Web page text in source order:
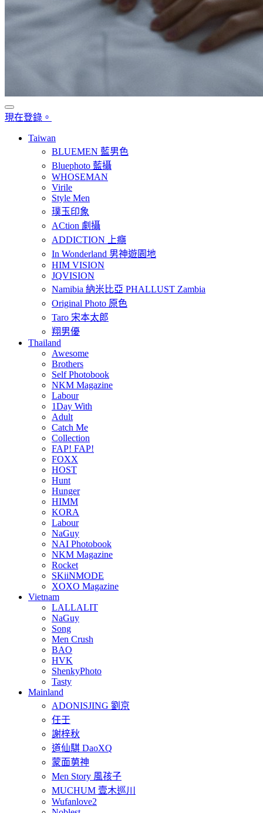
現在登錄。
Taiwan
BLUEMEN 藍男色
Bluephoto 藍攝
WHOSEMAN
Virile
Style Men
璞玉印象
ACtion 劇攝
ADDICTION 上癮
In Wonderland 男神遊園地
HIM VISION
JQVISION
Namibia 納米比亞 PHALLUST Zambia
Original Photo 原色
Taro 宋本太郎
翔男優
Thailand
Awesome
Brothers
Self Photobook
NKM Magazine
Labour
1Day With
Adult
Catch Me
Collection
FAP! FAP!
FOXX
HOST
Hunt
Hunger
HIMM
KORA
Labour
NaGuy
NAI Photobook
NKM Magazine
Rocket
SKiiNMODE
XOXO Magazine
Vietnam
LALLALIT
NaGuy
Song
Men Crush
BAO
HVK
ShenkyPhoto
Tasty
Mainland
ADONISJING 劉京
任壬
謝梓秋
道仙騏 DaoXQ
蒙面莮神
Men Story 風孩子
MUCHUM 壹木巡川
Wufanlove2